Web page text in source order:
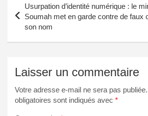
de
l’article
Usurpation d’identité numérique : le
Soumah met en garde contre de faux
son nom
Laisser un commentaire
Votre adresse e-mail ne sera pas publiée.
obligatoires sont indiqués avec *